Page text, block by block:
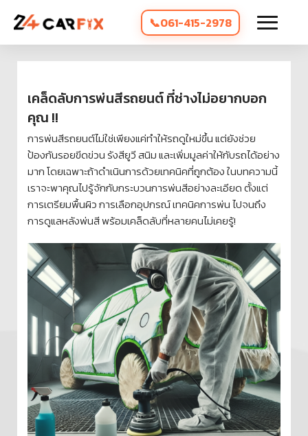
061-415-2978
เคล็ดลับการพ่นสีรถยนต์ ที่ช่างไม่อยากบอก
คุณ !!
การพ่นสีรถยนต์ไม่ใช่เพียงแค่ทำให้รถดูใหม่ขึ้น แต่ยังช่วย
ป้องกันรอยขีดข่วน รังสียูวี สนิม และเพิ่มมูลค่าให้กับรถได้อย่าง
มาก โดยเฉพาะถ้าดำเนินการด้วยเทคนิคที่ถูกต้อง ในบทความนี้
เราจะพาคุณไปรู้จักกับกระบวนการพ่นสีอย่างละเอียด ตั้งแต่
การเตรียมพื้นผิว การเลือกอุปกรณ์ เทคนิคการพ่น ไปจนถึง
การดูแลหลังพ่นสี พร้อมเคล็ดลับที่หลายคนไม่เคยรู้!